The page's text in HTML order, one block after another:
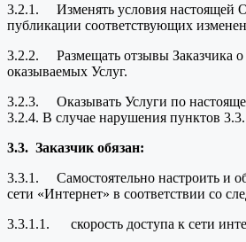
3.2.1. Изменять условия настоящей
публикации соответствующих
3.2.2. Размещать отзывы Заказчика о
оказываемых Услуг.
3.2.3. Оказывать Услуги по
3.2.4. В случае нарушения пунктов
3.3. Заказчик обязан:
3.3.1. Самостоятельно настроить и
сети «Интернет» в соответствии со
3.3.1.1. скорость доступа к сети